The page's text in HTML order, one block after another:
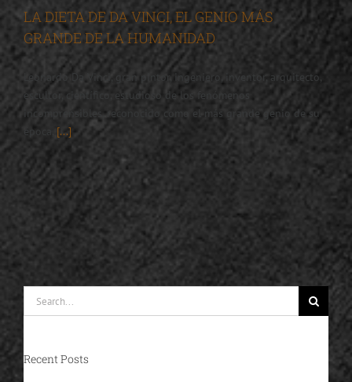
LA DIETA DE DA VINCI, EL GENIO MÁS
GRANDE DE LA HUMANIDAD
Leonardo Da Vinci, gran pintor, ingeniero, inventor, arquitecto,
escultor, científico, estudioso de los fenómenos
incomprensibles, reconocido como el más grande genio de su
época, [...]
for:
Recent Posts